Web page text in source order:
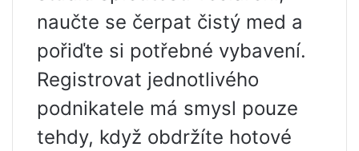
naučte se čerpat čistý med a
pořiďte si potřebné vybavení.
Registrovat jednotlivého
podnikatele má smysl pouze
tehdy, když obdržíte hotové